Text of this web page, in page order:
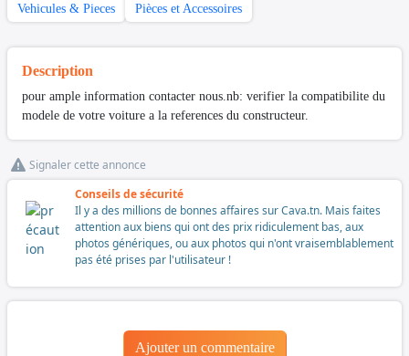
Vehicules & Pieces Pièces et Accessoires
Description
pour ample information contacter nous.nb: verifier la compatibilite du
modele de votre voiture a la references du constructeur.
Signaler cette annonce
Conseils de sécurité
Il y a des millions de bonnes affaires sur Cava.tn. Mais faites
attention aux biens qui ont des prix ridiculement bas, aux
photos génériques, ou aux photos qui n'ont vraisemblablement
pas été prises par l'utilisateur !
Ajouter un commentaire